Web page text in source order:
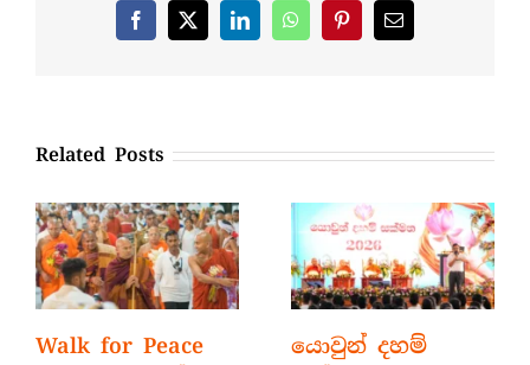
Facebook
X LinkedInWhatsAppPinterestEmail
Related Posts
Walk for Peace
යොවුන් දහම්